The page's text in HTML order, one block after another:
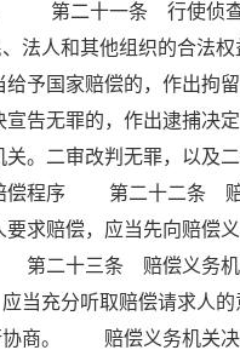
第二十一条 行使侦查
法人和其他组织的合法权
予国家赔偿的，作出拘
无罪的，作出逮捕决定
。二审改判无罪，以及
赔偿程序 第二十二条
赔偿，应当先向赔偿义
二十三条 赔偿义务机
当充分听取赔偿请求人
协商。 赔偿义务机关决